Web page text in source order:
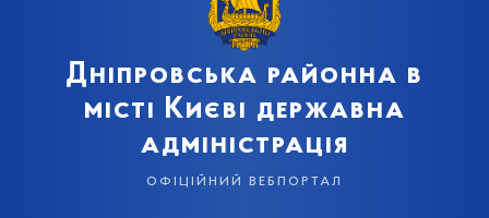
Дніпровська районна в
місті Києві державна
адміністрація
офіційний вебпортал